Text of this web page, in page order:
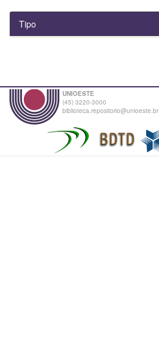
Tipo
UNIOESTE
(45) 3220-3000
biblioteca.repositorio@unioeste.br